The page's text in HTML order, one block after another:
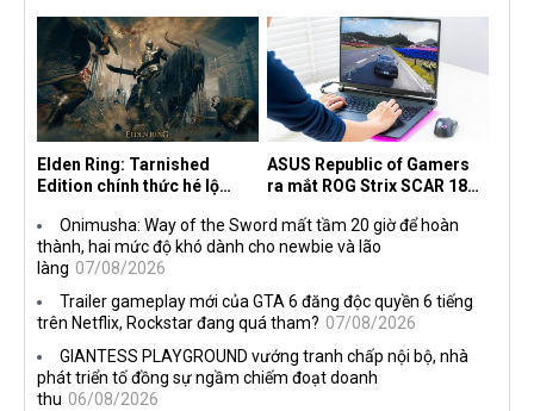
the Machine
Elden Ring: Tarnished
Edition chính thức hé lộ
ASUS Republic of Gamers
ra mắt ROG Strix SCAR 18
Onimusha: Way of the Sword mất tầm 20 giờ để hoàn
thành, hai mức độ khó dành cho newbie và lão
làng 07/08/2026
Trailer gameplay mới của GTA 6 đăng độc quyền 6 tiếng
trên Netflix, Rockstar đang quá tham? 07/08/2026
GIANTESS PLAYGROUND vướng tranh chấp nội bộ, nhà
phát triển tố đồng sự ngầm chiếm đoạt doanh
thu 06/08/2026